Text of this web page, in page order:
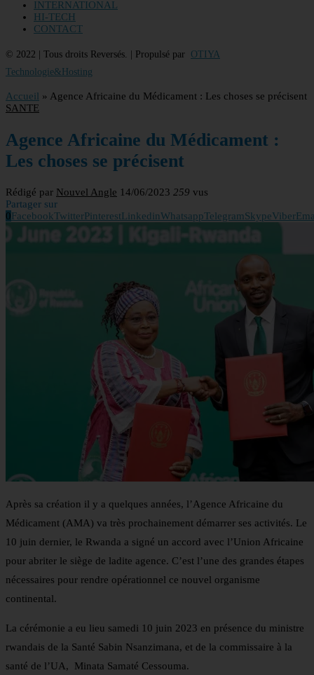
INTERNATIONAL
HI-TECH
CONTACT
© 2022 | Tous droits Reversés. | Propulsé par OTIYA
Technologie&Hosting
Accueil » Agence Africaine du Médicament : Les choses se précisent
SANTE
Agence Africaine du Médicament :
Les choses se précisent
Rédigé par Nouvel Angle 14/06/2023 259 vus
Partager sur
0FacebookTwitterPinterestLinkedinWhatsappTelegramSkypeViber
Après sa création il y a quelques années, l’Agence Africaine du
Médicament (AMA) va très prochainement démarrer ses activités. Le
10 juin dernier, le Rwanda a signé un accord avec l’Union Africaine
pour abriter le siège de ladite agence. C’est l’une des grandes étapes
nécessaires pour rendre opérationnel ce nouvel organisme
continental.
La cérémonie a eu lieu samedi 10 juin 2023 en présence du ministre
rwandais de la Santé Sabin Nsanzimana, et de la commissaire à la
santé de l’UA, Minata Samaté Cessouma.